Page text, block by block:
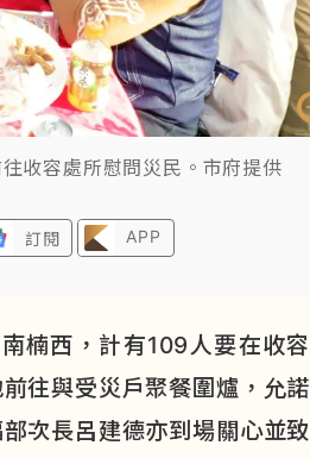
收容處所慰問災民。市府提供
訂閱 APP
楠西，計有109人要在收容
往與受災戶聚餐圍爐，允諾
次長呂建德亦到場關心並致